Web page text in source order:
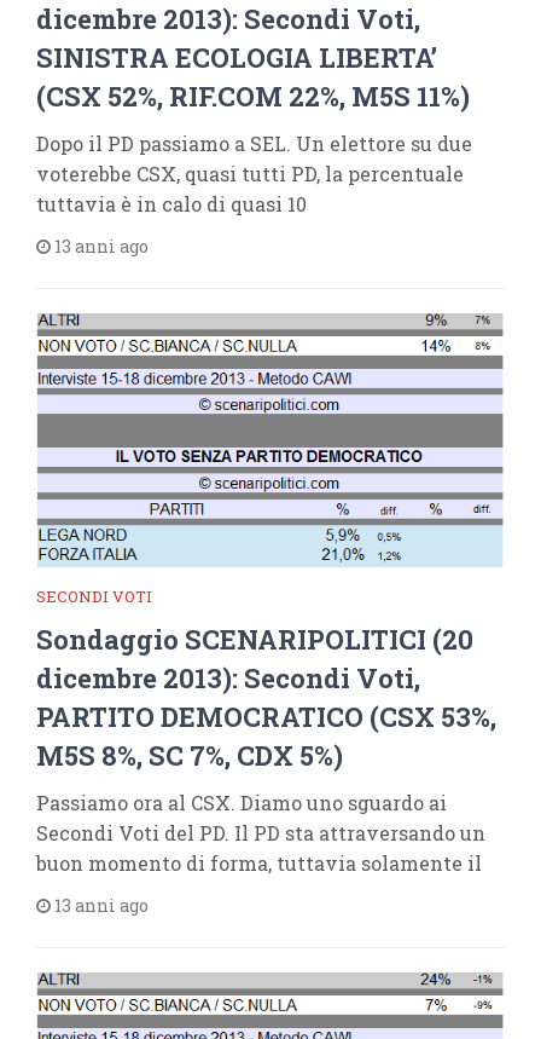
dicembre 2013): Secondi Voti,
SINISTRA ECOLOGIA LIBERTA’
(CSX 52%, RIF.COM 22%, M5S 11%)
Dopo il PD passiamo a SEL. Un elettore su due
voterebbe CSX, quasi tutti PD, la percentuale
tuttavia è in calo di quasi 10
13 anni ago
SECONDI VOTI
Sondaggio SCENARIPOLITICI (20
dicembre 2013): Secondi Voti,
PARTITO DEMOCRATICO (CSX 53%,
M5S 8%, SC 7%, CDX 5%)
Passiamo ora al CSX. Diamo uno sguardo ai
Secondi Voti del PD. Il PD sta attraversando un
buon momento di forma, tuttavia solamente il
13 anni ago